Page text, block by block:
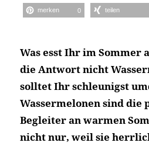
merken 0 teilen
Was esst Ihr im Sommer
die Antwort nicht
solltet Ihr schleunigst
Wassermelonen sind die
Begleiter an warmen
nicht nur, weil sie